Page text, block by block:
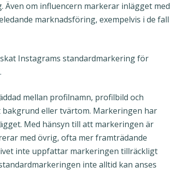
om influencern markerar inlägget med
marknadsföring, exempelvis i de fall
Instagrams standardmarkering för
mellan profilnamn, profilbild och
eller tvärtom. Markeringen har
Med hänsyn till att markeringen är
med övrig, ofta mer framträdande
inte uppfattar markeringen tillräckligt
inte alltid kan anses